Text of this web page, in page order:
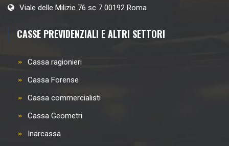
Viale delle Milizie 76 sc 7 00192 Roma
CASSE PREVIDENZIALI E ALTRI SETTORI
Cassa ragionieri
Cassa Forense
Cassa commercialisti
Cassa Geometri
Inarcassa